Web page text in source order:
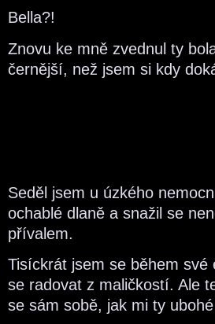
Bella?!
Znovu ke mně zvednul ty
černější, než jsem si kdy
Seděl jsem u úzkého
ochablé dlaně a snažil se
přívalem.
Tisíckrát jsem se během
se radovat z maličkostí. Ale
se sám sobě, jak mi ty